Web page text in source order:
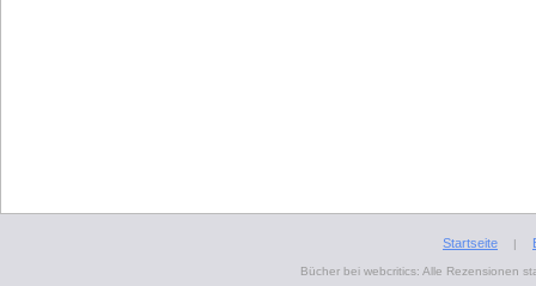
Startseite |
Bücher bei webcritics: Alle Rezensionen